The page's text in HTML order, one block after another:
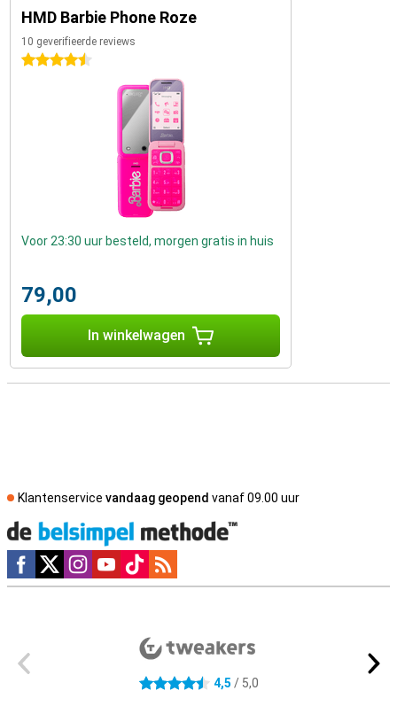
HMD Barbie Phone Roze
10 geverifieerde reviews
4.5 sterren
Voor 23:30 uur besteld, morgen gratis in huis
79,00
In winkelwagen
Klantenservice vandaag geopend vanaf 09.00 uur
Social media
4.5 sterren 4,5 / 5,0